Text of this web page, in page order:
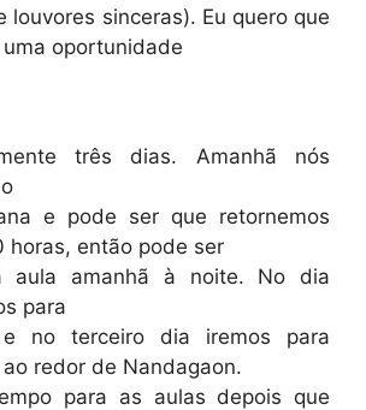
louvores sinceras). Eu quero que
oportunidade
três dias. Amanhã nós
e pode ser que retornemos
horas, então pode ser
aula amanhã à noite. No dia
para
e no terceiro dia iremos para
redor de Nandagaon.
para as aulas depois que